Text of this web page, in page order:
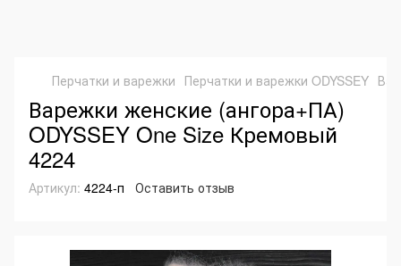
Перчатки и варежки Перчатки и варежки ODYSSEY
Варежки женские (ангора+ПА)
ODYSSEY One Size Кремовый
4224
Артикул: 4224-п Оставить отзыв